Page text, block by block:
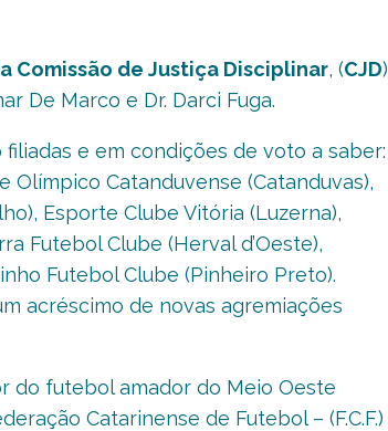
Comissão de Justiça Disciplinar, (CJD)
De Marco e Dr. Darci Fuga.
e em condições de voto a saber:
Olímpico Catanduvense (Catanduvas),
Esporte Clube Vitória (Luzerna),
Futebol Clube (Herval d’Oeste),
Futebol Clube (Pinheiro Preto).
acréscimo de novas agremiações
do futebol amador do Meio Oeste
Catarinense de Futebol – (F.C.F.)